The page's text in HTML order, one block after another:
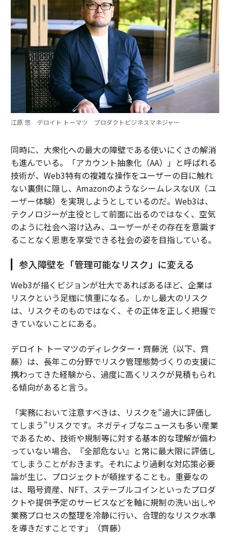
江原 悠 デロイト トーマツ プロダクトビジネスマネジャー
同時に、大衆化への最大の障壁である使いにくさの解消
も進んでいる。「アカウント抽象化（AA）」と呼ばれる
技術が、Web3特有の複雑な操作をユーザーの目に触れ
ない裏側に隠し、AmazonのようなシームレスなUX（ユ
ーザー体験）を実現しようとしているのだ。Web3は、
テクノロジーが主役として前面に出るのではなく、空気
のように社会へ溶け込み、ユーザーがその存在を意識す
ることなく恩恵を享受できる社会の姿を目指している。
参入障壁を「管理可能なリスク」に変える
Web3が描くビジョンが壮大であればあるほど、企業は
リスクという足枷に慎重になる。しかし最大のリスク
は、リスクそのものではなく、その正体を正しく把握で
きていないことにある。
デロイト トーマツのディレクター・齊藤洸（以下、齊
藤）は、長年この分野でリスク管理態勢づくりの支援に
携わってきた経験から、過度に高くリスクが見積もられ
る傾向があると言う。
「実務において注意すべきは、リスクを“過大に評価し
てしまう”リスクです。ネガティブなニュースも多い産業
であるため、技術や規制等に対する基本的な理解が備わ
っていない場合、『全部危ない』と常に最大限に評価し
てしまうことがおきます。それにより過剰な対応策必要
論が生じ、プロジェクトが頓挫することも。重要なの
は、暗号資産、NFT、ステーブルコインといったプロダ
クトや提供予定のサービスなどを軸に規制の洗い出しや
業務プロセスの整理を冷静に行い、合理的なリスク水準
を導きだすことです」（齊藤）